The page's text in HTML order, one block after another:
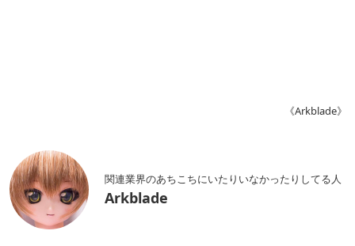
《Arkblade》
関連業界のあちこちにいたりいなかったりしてる人
Arkblade